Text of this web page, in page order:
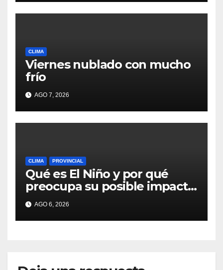
CLIMA
Viernes nublado con mucho
frío
AGO 7, 2026
CLIMA PROVINCIAL
Qué es El Niño y por qué
preocupa su posible impacto
en Argentina
AGO 6, 2026